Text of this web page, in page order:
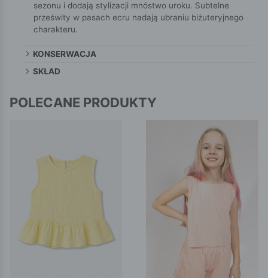
sezonu i dodają stylizacji mnóstwo uroku. Subtelne
prześwity w pasach ecru nadają ubraniu biżuteryjnego
charakteru.
KONSERWACJA
SKŁAD
POLECANE PRODUKTY